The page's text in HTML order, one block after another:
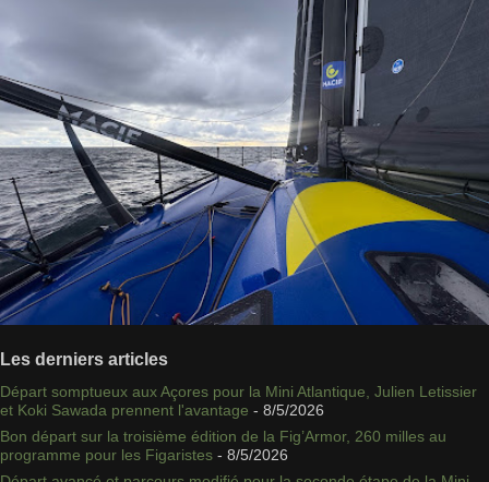
Les derniers articles
Départ somptueux aux Açores pour la Mini Atlantique, Julien Letissier
et Koki Sawada prennent l'avantage - 8/5/2026
Bon départ sur la troisième édition de la Fig’Armor, 260 milles au
programme pour les Figaristes - 8/5/2026